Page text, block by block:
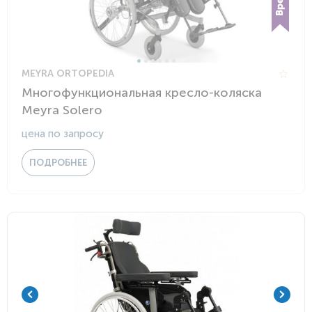
MEYRA ORTOPEDIA
Многофункциональная кресло-коляска
Meyra Solero
цена по запросу
ПОДРОБНЕЕ